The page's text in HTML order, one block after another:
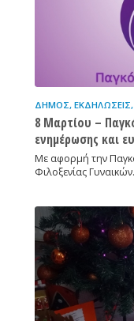
ΔΉΜΟΣ, ΕΚΔΗΛΏΣΕΙΣ,
8 Μαρτίου –
ενημέρωσης και
Με αφορμή την
Φιλοξενίας